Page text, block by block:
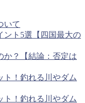
いて
ント5選【四国最大の
か？【結論：否定は
ト！釣れる川やダム
ト！釣れる川やダム